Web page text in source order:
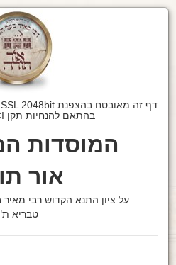
בהתאם להנחיות תקן PCI הבינלאומי.
המוסדות
אור
על ציון התנא הקדוש רבי
טבריא